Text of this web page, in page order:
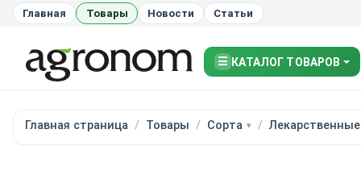
Главная Товары Новости Статьи
☰ КАТАЛОГ ТОВАРОВ
Главная страница Товары Сорта